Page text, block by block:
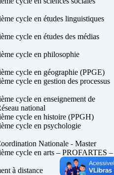
cycle en études linguistiques
cycle en études des médias
cycle en philosophie
cycle en géographie (PPGE)
cycle en gestion des processus
cycle en enseignement de
national
cycle en histoire (PPGH)
cycle en psychologie
Nationale - Master
cycle en arts – PROFARTES –
à distance